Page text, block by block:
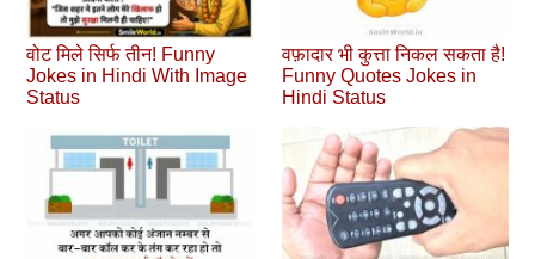
वोट मिले सिर्फ तीन! Funny
Jokes in Hindi With Image
Status
वफ़ादार भी कुत्ता निकल सकता है!
Funny Quotes Jokes in
Hindi Status